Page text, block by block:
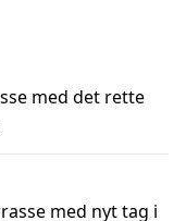
med det rette
med nyt tag i